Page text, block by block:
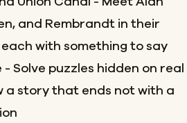
and Rembrandt in their
with something to say
Solve puzzles hidden on real
a story that ends not with a